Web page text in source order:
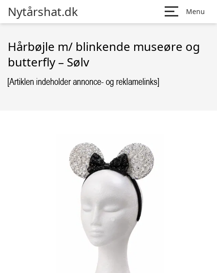
Nytårshat.dk Menu
Hårbøjle m/ blinkende museøre og
butterfly – Sølv